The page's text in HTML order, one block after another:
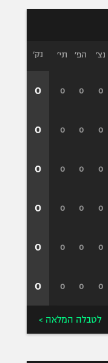
נצ׳ הפ׳ תי׳
0
0
0
0
0
0
0
0
0
0
0
0
0
0
0
0
0
0
נק׳
0
0
0
0
0
0
לטבלה המלאה >